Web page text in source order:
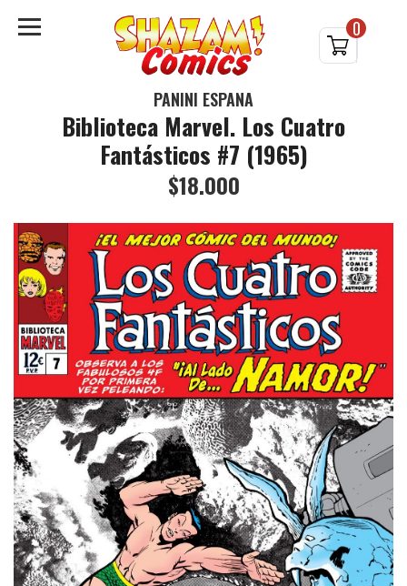
0
PANINI ESPAÑA
Biblioteca Marvel. Los Cuatro
Fantásticos #7 (1965)
$18.000